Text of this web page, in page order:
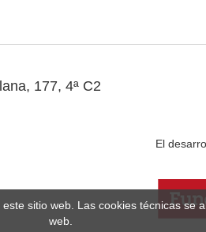
177, 4ª C2
El
sitio web. Las cookies técnicas
web.